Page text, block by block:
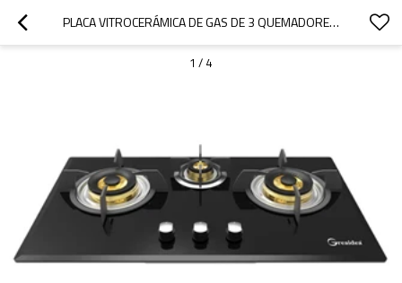
PLACA VITROCERÁMICA DE GAS DE 3 QUEMADORES HBG-733M8-FB|730MM
1 / 4